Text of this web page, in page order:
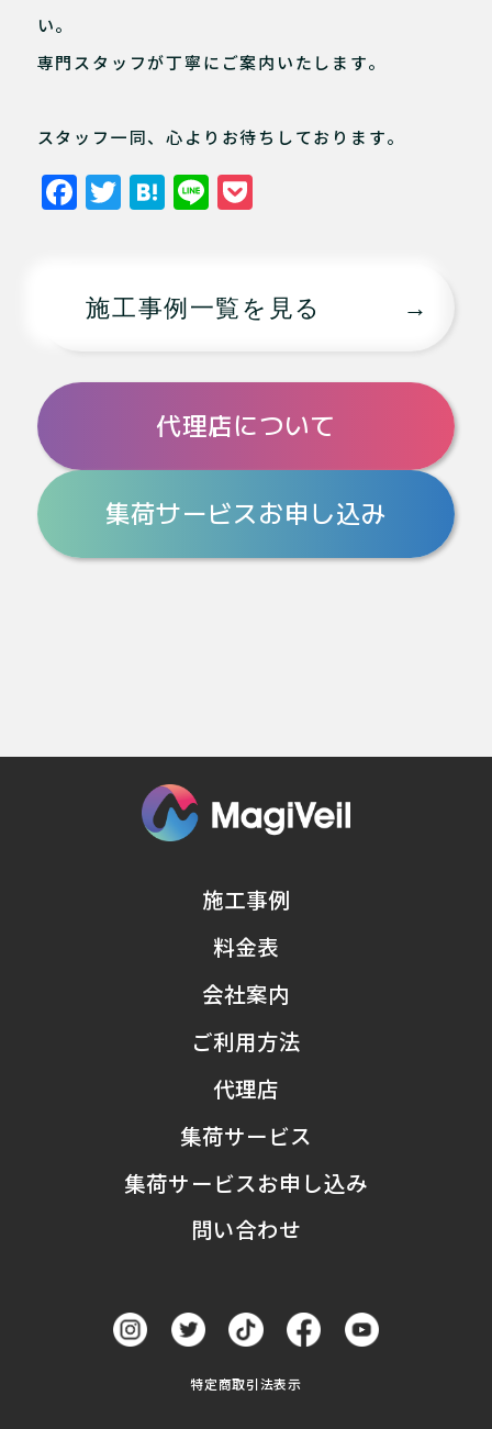
い。
専門スタッフが丁寧にご案内いたします。
スタッフ一同、心よりお待ちしております。
F
a
e
b
T
w
te
r
H
at
n
a
Li
n
P
k
et
施工事例一覧を見る
代理店について
集荷サービスお申し込み
施工事例
料金表
会社案内
ご利用方法
代理店
集荷サービス
集荷サービスお申し込み
問い合わせ
特定商取引法表示